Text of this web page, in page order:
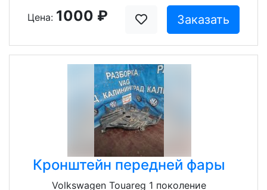
Цена: 1000 ₽ Заказать
Кронштейн передней фары
Volkswagen Touareg 1 поколение